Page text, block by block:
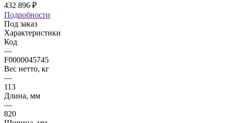
432 896 ₽
Подробности
Под заказ
Характеристики
Код
—
F0000045745
Вес нетто, кг
—
113
Длина, мм
—
820